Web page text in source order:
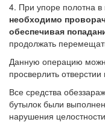
4. При упоре полотна
необходимо
обеспечивая
продолжать
Данную операцию
просверлить
Все средства
бутылок были
нарушения